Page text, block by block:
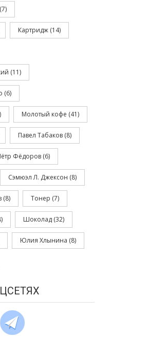
(7)
Картридж (14)
(11)
(6)
Молотый кофе (41)
Павел Табаков (8)
Фёдоров (6)
Сэмюэл Л. Джексон (8)
(8) Тонер (7)
Шоколад (32)
Юлия Хлынина (8)